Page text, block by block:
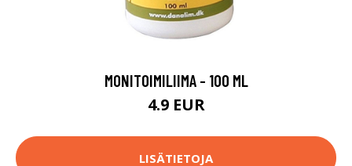
MONITOIMILIIMA - 100 ML
4.9 EUR
LISÄTIETOJA